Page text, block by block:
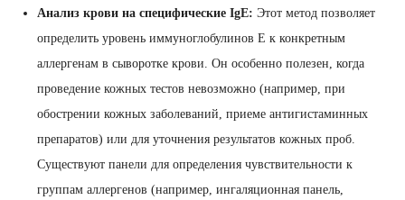
Анализ крови на специфические IgE: Этот метод позволяет
определить уровень иммуноглобулинов Е к конкретным
аллергенам в сыворотке крови. Он особенно полезен, когда
проведение кожных тестов невозможно (например, при
обострении кожных заболеваний, приеме антигистаминных
препаратов) или для уточнения результатов кожных проб.
Существуют панели для определения чувствительности к
группам аллергенов (например, ингаляционная панель,